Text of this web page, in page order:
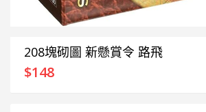
208塊砌圖 新懸賞令 路飛
$148